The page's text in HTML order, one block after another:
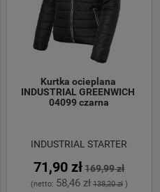
Kurtka ocieplana
INDUSTRIAL GREENWICH
04099 czarna
INDUSTRIAL STARTER
71,90 zł 169,99 zł
(netto: 58,46 zł 138,20 zł)